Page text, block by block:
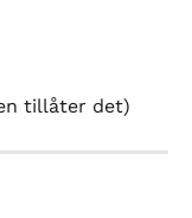
tillåter det)